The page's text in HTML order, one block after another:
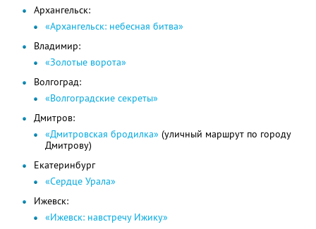
Архангельск:
«Архангельск: небесная битва»
Владимир:
«Золотые ворота»
Волгоград:
«Волгоградские секреты»
Дмитров:
«Дмитровская бродилка» (уличный маршрут по городу
Дмитрову)
Екатеринбург
«Сердце Урала»
Ижевск:
«Ижевск: навстречу Ижику»